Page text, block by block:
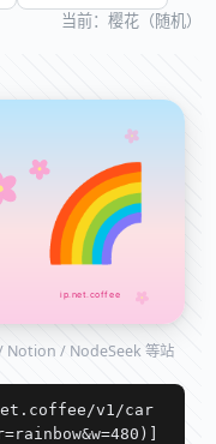
当前：樱花（随机）
Notion / NodeSeek 等站
v1/car